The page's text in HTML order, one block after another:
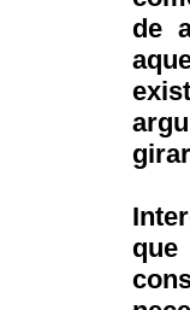
de